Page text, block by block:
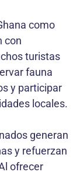
como
con
turistas
fauna
y participar
locales.
generan
y refuerzan
ofrecer